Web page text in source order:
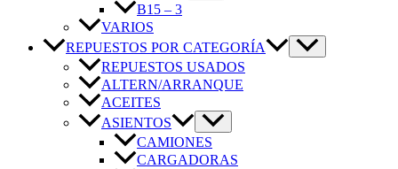
B15 – 3
VARIOS
REPUESTOS POR CATEGORÍA
REPUESTOS USADOS
ALTERN/ARRANQUE
ACEITES
ASIENTOS
CAMIONES
CARGADORAS